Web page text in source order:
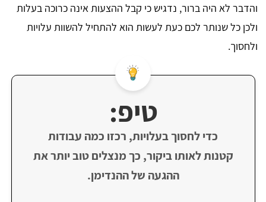
והדבר לא היה ברור, נדגיש כי קבל ההצעות אינה כרוכה בעלות
ולכן כל שנותר לכם כעת לעשות הוא להתחיל להשוות עלויות
ולחסוך.
טיפ:
כדי לחסוך בעלויות, רכזו כמה עבודות
קטנות לאותו ביקור, כך מנצלים טוב יותר את
ההגעה של ההנדימן.